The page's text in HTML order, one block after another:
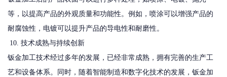
等，以提高产品的外观质量和功能性。例如，喷涂可以增强产品的
耐腐蚀性，电镀可以提升产品的导电性和耐磨性。
10. 技术成熟与持续创新
钣金加工技术经过多年的发展，已经非常成熟，拥有完善的生产工
艺和设备体系。同时，随着智能制造和数字化技术的发展，钣金加